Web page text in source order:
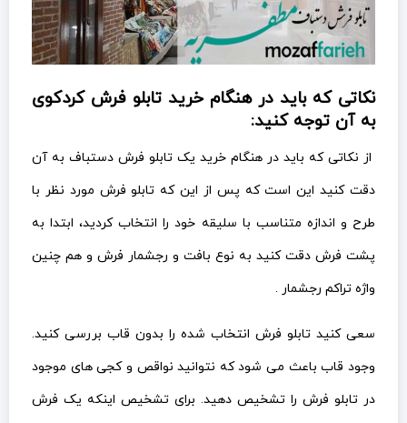
نکاتی که باید در هنگام خرید تابلو فرش کردکوی
به آن توجه کنید:
از نکاتی که باید در هنگام خرید یک تابلو فرش دستباف به آن
دقت کنید این است که پس از این که تابلو فرش مورد نظر با
طرح و اندازه متناسب با سلیقه خود را انتخاب کردید، ابتدا به
پشت فرش دقت کنید به نوع بافت و رجشمار فرش و هم چنین
واژه تراکم رجشمار .
سعی کنید تابلو فرش انتخاب شده را بدون قاب بررسی کنید.
وجود قاب باعث می شود که نتوانید نواقص و کجی های موجود
در تابلو فرش را تشخیص دهید. برای تشخیص اینکه یک فرش